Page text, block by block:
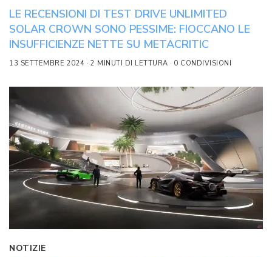
LE RECENSIONI DI TEST DRIVE UNLIMITED
SOLAR CROWN SONO PESSIME: FIOCCANO LE
INSUFFICIENZE NETTE SU METACRITIC
13 SETTEMBRE 2024 2 MINUTI DI LETTURA 0 CONDIVISIONI
NOTIZIE